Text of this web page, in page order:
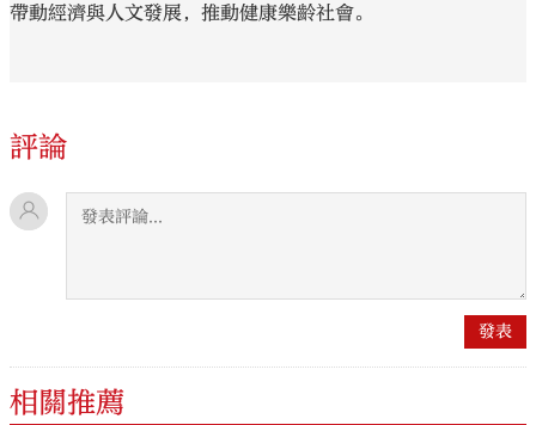
帶動經濟與人文發展，推動健康樂齡社會。
評論
相關推薦